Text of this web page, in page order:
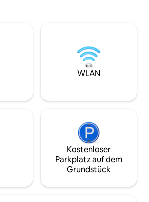
der Familie oder mit
Wifi mit Faser
Badezimmer.
Fensterfront von
Panoramablick
Wald bietet. In
WLAN
Kostenloser
Parkplatz auf dem
Grundstück